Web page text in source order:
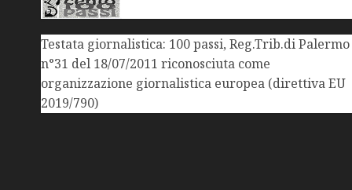
Testata giornalistica: 100 passi, Reg.Trib.di Palermo
n°31 del 18/07/2011 riconosciuta come
organizzazione giornalistica europea (direttiva EU
2019/790)